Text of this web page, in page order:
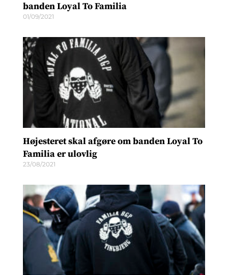
banden Loyal To Familia
01/09/2021
Højesteret skal afgøre om banden Loyal To
Familia er ulovlig
23/08/2021